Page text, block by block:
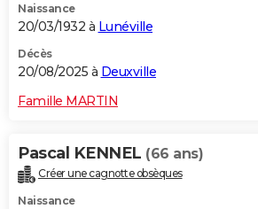
Destinations
City break
Voyage nature
Voyage de noces
Forum
Climat
+PHOTO
GUIDES D'ACHAT
Carte de Noël
Carte Bonne année
Carte Saint-Valentin
Carte Pâques
Carte d'anniversaire
DICTIONNAIRE
Dictionnaire
Biographies
Citations
Expressions
Proverbes
PROGRAMME TV
Naissance
20/03/1932 à Lunéville
Décès
20/08/2025 à Deuxville
Famille MARTIN
Pascal KENNEL (66 ans)
Créer une cagnotte obsèques
Naissance